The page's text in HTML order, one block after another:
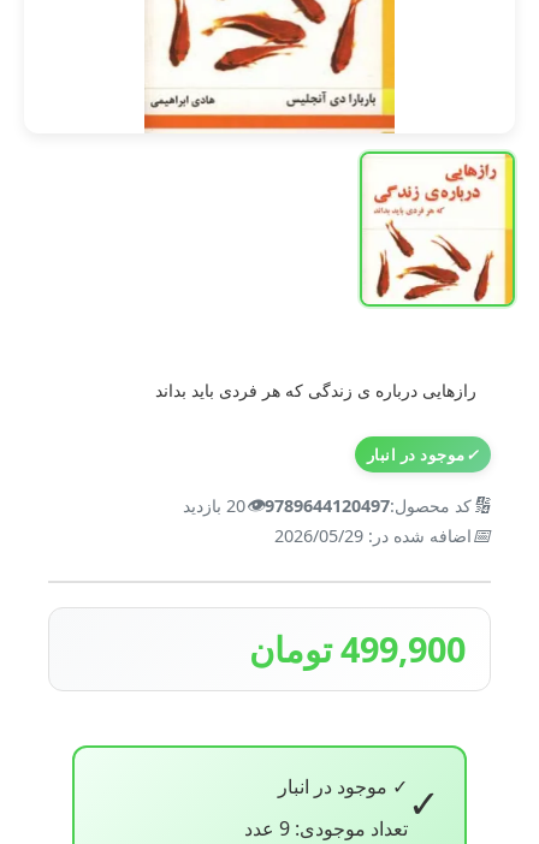
رازهایی درباره ی زندگی که هر فردی باید بداند
✓موجود در انبار
🔢کد محصول:9789644120497
👁️20 بازدید
📅اضافه شده در: 2026/05/29
499,900 تومان
✓ ✓ موجود در انبار
تعداد موجودی: 9 عدد